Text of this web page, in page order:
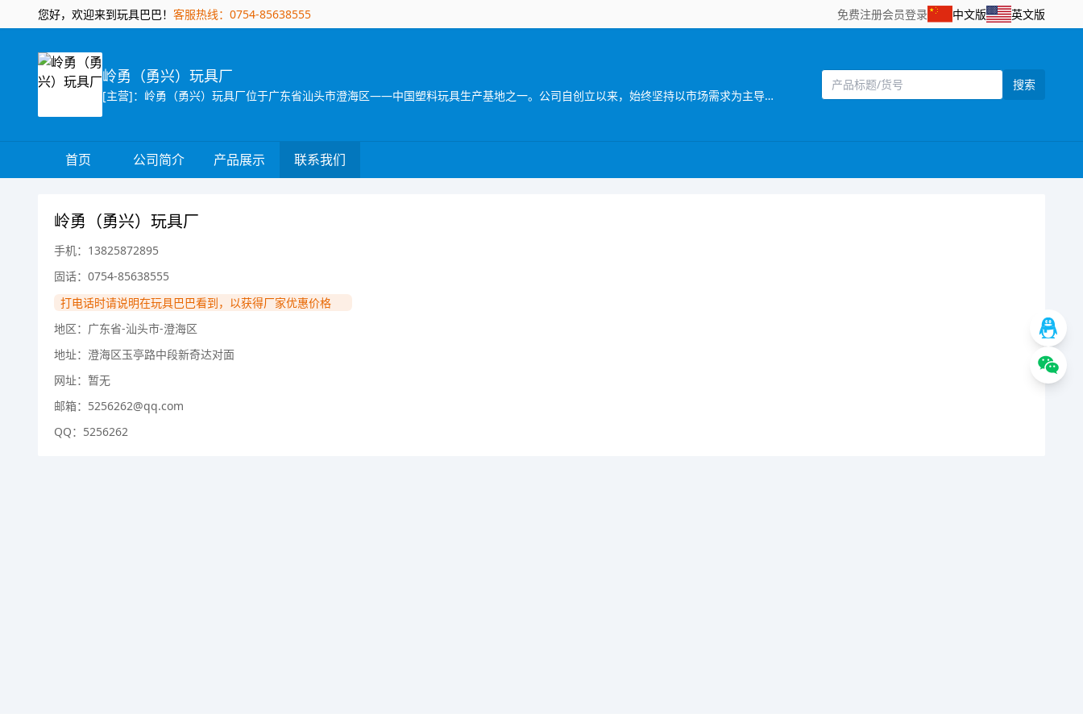
您好，欢迎来到玩具巴巴！ 客服热线：0754-85638555 免费注册会员登录 中文版 英文版
岭勇（勇兴）玩具厂
[主营]：岭勇（勇兴）玩具厂位于广东省汕头市澄海区——中国塑料玩具生产基地之一。公司自创立以来，始终坚持以市场需求为主导，以产品质量为企业生命，研发创新以科技含量较高的产品为目标，以设计独特，功能齐全的产品特色，参与市场竞争。同时，公司还拥有一批熟悉玩具产品贸易业务、精通外贸英语的高素质业务人员，配备有电脑网络等现代化办公设施，为贸易全过程提供了优质高效的服务，受到了各地贸易伙伴的高度评价。公司一贯奉行“质量第一，诚信立业”的经营理念，确保产品符合相关的质量标准和客户要求。深受广大客户的信赖和欢迎。公司业务正蒸蒸日上。 公司本着“勇于开拓，不断创新，诚信务实，客户至上，质量第一，追求卓著”的企业理念，严格控制产品质量，不断改进创新，确保产品符合相关质量标准和客户要求，凭借自身优势及准确的市场定位，使产品更具吸引力和趣味性，倍受客户好评。以诚为本、平等合作的经营宗旨，深受各商家，消费者的信任及赞誉。“创造、技术、品质”是本公司面向21世纪的口号。 展望未来，我们正以饱满的热情，昂扬的姿态，积极致力玩具新产品的开发，全面提高企业管理层次，把公司建设成为规模化的现代化科技企业。 岭勇（勇兴）玩具厂欢迎海内外客商到我网站浏览、查询、订购;欢迎到公司展厅直接选购!“让客户得到满意的产品”， 竭诚希望与各海内外客户建立长期友好的合作。互惠互利，携手共创辉煌明天!
搜索
首页 公司简介 产品展示 联系我们
岭勇（勇兴）玩具厂
手机：13825872895
固话：0754-85638555
打电话时请说明在玩具巴巴看到，以获得厂家优惠价格
地区：广东省-汕头市-澄海区
地址：澄海区玉亭路中段新奇达对面
网址：暂无
邮箱：5256262@qq.com
QQ：5256262